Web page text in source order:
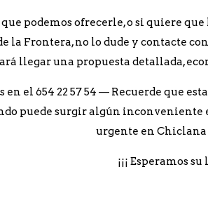
podemos ofrecerle, o si quiere
la Frontera, no lo dude y contacte
llegar una propuesta detallada,
en el 654 22 57 54 — Recuerde que
puede surgir algún
urgente en Chiclana
¡¡¡ Esperamos